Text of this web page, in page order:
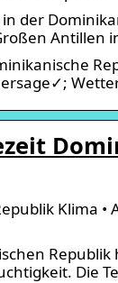
der
Antillen
Klima
Die